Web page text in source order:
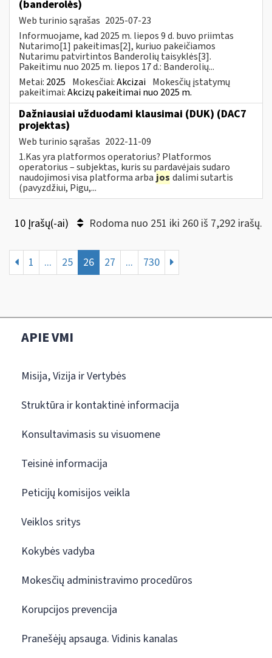
(banderolės)
Web turinio sąrašas 2025-07-23
Informuojame, kad 2025 m. liepos 9 d. buvo priimtas
Nutarimo[1] pakeitimas[2], kuriuo pakeičiamos
Nutarimu patvirtintos Banderolių taisyklės[3].
Pakeitimu nuo 2025 m. liepos 17 d.: Banderolių...
Metai: 2025 Mokesčiai:Akcizai Mokesčių įstatymų
pakeitimai:Akcizų pakeitimai nuo 2025 m.
Dažniausiai užduodami klausimai (DUK) (DAC7
projektas)
Web turinio sąrašas 2022-11-09
1.Kas yra platformos operatorius? Platformos
operatorius – subjektas, kuris su pardavėjais sudaro
naudojimosi visa platforma arba jos dalimi sutartis
(pavyzdžiui, Pigu,...
10 Įrašų(-ai) Rodoma nuo 251 iki 260 iš 7,292 irašų.
1 ... 25 26 27 ... 730
APIE VMI
Misija, Vizija ir Vertybės
Struktūra ir kontaktinė informacija
Konsultavimasis su visuomene
Teisinė informacija
Peticijų komisijos veikla
Veiklos sritys
Kokybės vadyba
Mokesčių administravimo procedūros
Korupcijos prevencija
Pranešėjų apsauga. Vidinis kanalas